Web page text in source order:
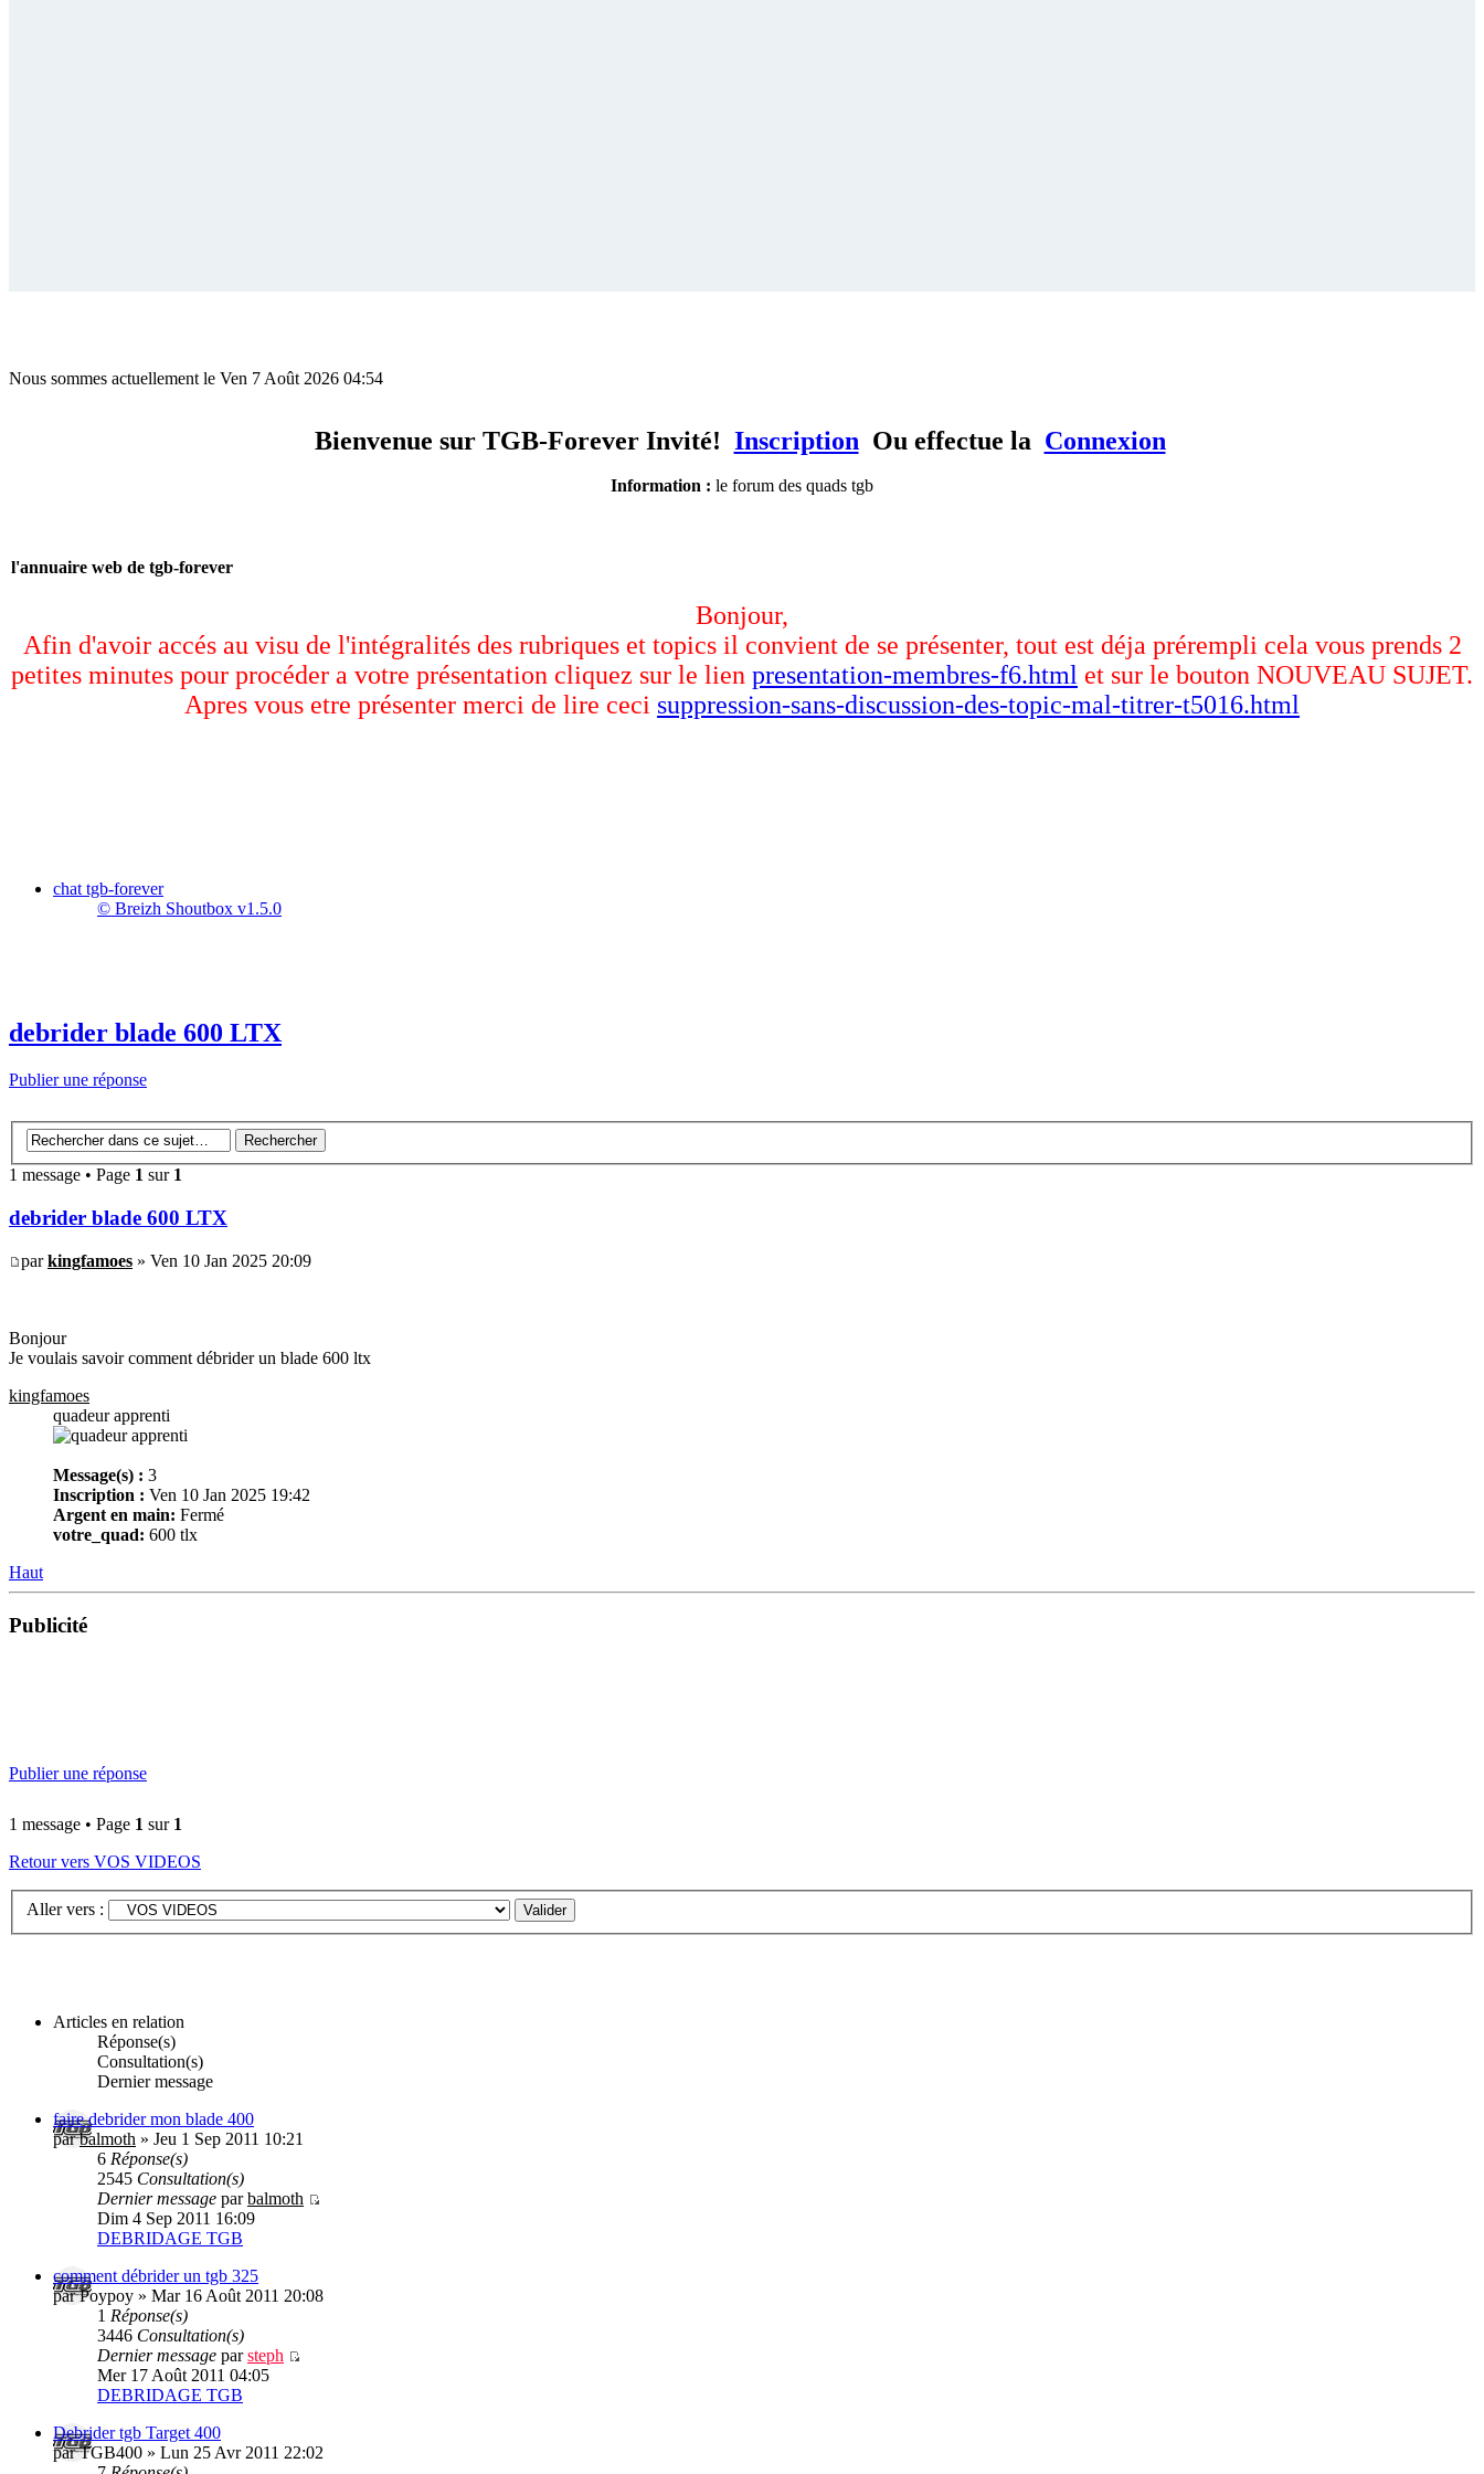
Nous sommes actuellement le Ven 7 Août 2026 04:54
Bienvenue sur TGB-Forever Invité! Inscription Ou effectue la Connexion
Information : le forum des quads tgb
l'annuaire web de tgb-forever
Bonjour,
Afin d'avoir accés au visu de l'intégralités des rubriques et topics il convient de se présenter, tout est déja prérempli cela vous prends 2
petites minutes pour procéder a votre présentation cliquez sur le lien presentation-membres-f6.html et sur le bouton NOUVEAU SUJET.
Apres vous etre présenter merci de lire ceci suppression-sans-discussion-des-topic-mal-titrer-t5016.html
chat tgb-forever
© Breizh Shoutbox v1.5.0
debrider blade 600 LTX
Publier une réponse
1 message • Page 1 sur 1
debrider blade 600 LTX
parkingfamoes » Ven 10 Jan 2025 20:09
Bonjour
Je voulais savoir comment débrider un blade 600 ltx
kingfamoes
quadeur apprenti
Message(s) : 3
Inscription : Ven 10 Jan 2025 19:42
Argent en main: Fermé
votre_quad: 600 tlx
Haut
Publicité
Publier une réponse
1 message • Page 1 sur 1
Retour vers VOS VIDEOS
Aller vers :
Articles en relation
Réponse(s)
Consultation(s)
Dernier message
faire debrider mon blade 400
parbalmoth » Jeu 1 Sep 2011 10:21
6 Réponse(s)
2545 Consultation(s)
Dernier message parbalmoth
Dim 4 Sep 2011 16:09
DEBRIDAGE TGB
comment débrider un tgb 325
par Poypoy » Mar 16 Août 2011 20:08
1 Réponse(s)
3446 Consultation(s)
Dernier message parsteph
Mer 17 Août 2011 04:05
DEBRIDAGE TGB
Debrider tgb Target 400
par TGB400 » Lun 25 Avr 2011 22:02